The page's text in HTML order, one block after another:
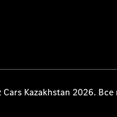
Cars Kazakhstan 2026.